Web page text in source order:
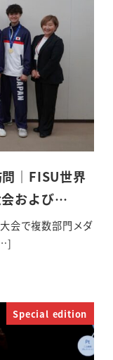
｜FISU世界
会および…
会で複数部門メダ
Special edition